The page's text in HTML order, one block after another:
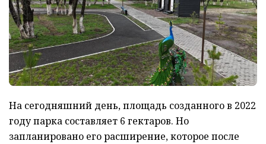
На сегодняшний день, площадь созданного в 2022
году парка составляет 6 гектаров. Но
запланировано его расширение, которое после